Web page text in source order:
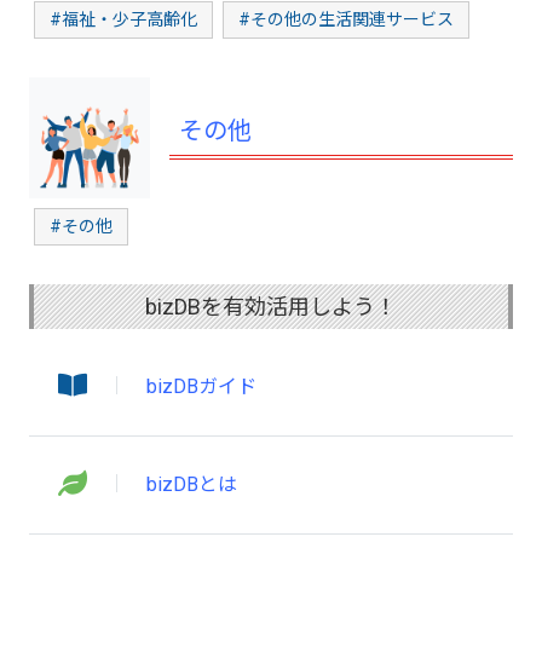
#福祉・少子高齢化 #その他の生活関連サービス
その他
#その他
bizDBを有効活用しよう！
bizDBガイド
bizDBとは